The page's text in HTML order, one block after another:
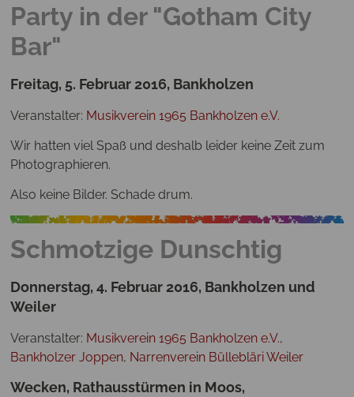
Party in der "Gotham City
Bar"
Freitag, 5. Februar 2016, Bankholzen
Veranstalter: Musikverein 1965 Bankholzen e.V.
Wir hatten viel Spaß und deshalb leider keine Zeit zum
Photographieren.
Also keine Bilder. Schade drum.
Schmotzige Dunschtig
Donnerstag, 4. Februar 2016, Bankholzen und
Weiler
Veranstalter: Musikverein 1965 Bankholzen e.V.,
Bankholzer Joppen, Narrenverein Büllebläri Weiler
Wecken, Rathausstürmen in Moos,